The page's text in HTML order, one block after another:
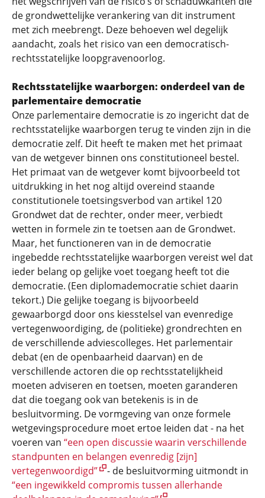
de grondwettelijke verankering van dit instrument
met zich meebrengt. Deze behoeven wel degelijk
aandacht, zoals het risico van een democratisch-
rechtsstatelijke loopgravenoorlog.
Rechtsstatelijke waarborgen: onderdeel van de
parlementaire democratie
Onze parlementaire democratie is zo ingericht dat de
rechtsstatelijke waarborgen terug te vinden zijn in die
democratie zelf. Dit heeft te maken met het primaat
van de wetgever binnen ons constitutioneel bestel.
Het primaat van de wetgever komt bijvoorbeeld tot
uitdrukking in het nog altijd overeind staande
constitutionele toetsingsverbod van artikel 120
Grondwet dat de rechter, onder meer, verbiedt
wetten in formele zin te toetsen aan de Grondwet.
Maar, het functioneren van in de democratie
ingebedde rechtsstatelijke waarborgen vereist wel dat
ieder belang op gelijke voet toegang heeft tot die
democratie. (Een diplomademocratie schiet daarin
tekort.) Die gelijke toegang is bijvoorbeeld
gewaarborgd door ons kiesstelsel van evenredige
vertegenwoordiging, de (politieke) grondrechten en
de verschillende adviescolleges. Het parlementair
debat (en de openbaarheid daarvan) en de
verschillende actoren die op rechtsstatelijkheid
moeten adviseren en toetsen, moeten garanderen
dat die toegang ook van betekenis is in de
besluitvorming. De vormgeving van onze formele
wetgevingsprocedure moet ertoe leiden dat - na het
voeren van “een open discussie waarin verschillende
standpunten en belangen evenredig [zijn]
vertegenwoordigd”
- de besluitvorming uitmondt in
“een ingewikkeld compromis tussen allerhande